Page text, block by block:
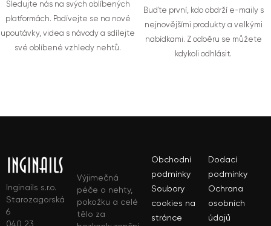
Sledujte nás na svých oblíbených
platformách. Podívejte se na nové
upoutávky, videa s návody a sdílejte
své oblíbené vzhledy nehtů.
Buďte první, kdo obdrží e-maily s
nejnovějšími produkty a velkými
nabídkami. Z odběru se můžete
kdykoli odhlásit.
Inginails s.r.o.
Starozagorská
6
040 23
Výjimečná
péče o nehty,
pokožku a celé
tělo za
Obchodní
podmínky
Dodací
podmínky
Soubory
cookies na
stránce
Ochrana
osobních
údajů